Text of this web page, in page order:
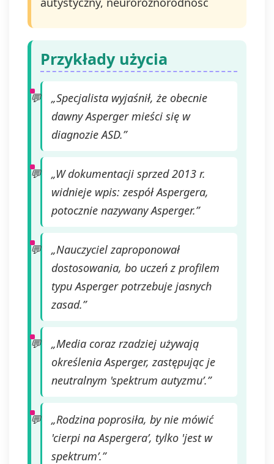
Przykłady użycia
„Specjalista wyjaśnił, że obecnie
dawny Asperger mieści się w
diagnozie ASD.”
„W dokumentacji sprzed 2013 r.
widnieje wpis: zespół Aspergera,
potocznie nazywany Asperger.”
„Nauczyciel zaproponował
dostosowania, bo uczeń z profilem
typu Asperger potrzebuje jasnych
zasad.”
„Media coraz rzadziej używają
określenia Asperger, zastępując je
neutralnym 'spektrum autyzmu’.”
„Rodzina poprosiła, by nie mówić
'cierpi na Aspergera’, tylko 'jest w
spektrum’.”